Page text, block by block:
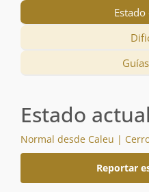
Estado
Normal desde Caleu |
Reportar